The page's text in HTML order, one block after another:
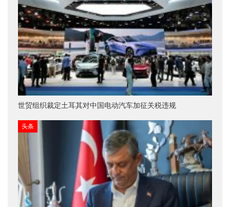
世贸组织裁定土耳其对中国电动汽车加征关税违规
头条